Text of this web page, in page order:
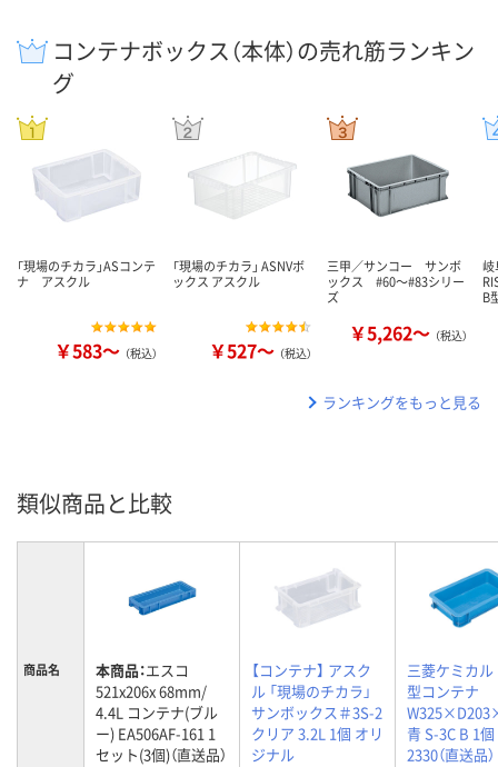
コンテナボックス（本体）の売れ筋ランキン
グ
「現場のチカラ」ASコンテ
ナ アスクル
￥583～ （税込）
「現場のチカラ」 ASNVボ
ックス アスクル
￥527～ （税込）
三甲／サンコー サンボ
ックス #60～#83シリー
ズ
￥5,262～ （税込）
岐
B
ランキングをもっと見る
類似商品と比較
商品名 本商品：エスコ
521x206x 68mm/
4.4L コンテナ(ブル
ー) EA506AF-161 1
セット(3個)（直送品）
【コンテナ】 アスク
ル 「現場のチカラ」
サンボックス＃3S-2
クリア 3.2L 1個 オリ
ジナル
三菱ケミカル
型コンテナ
青 S-3C B 1
2330（直送品）